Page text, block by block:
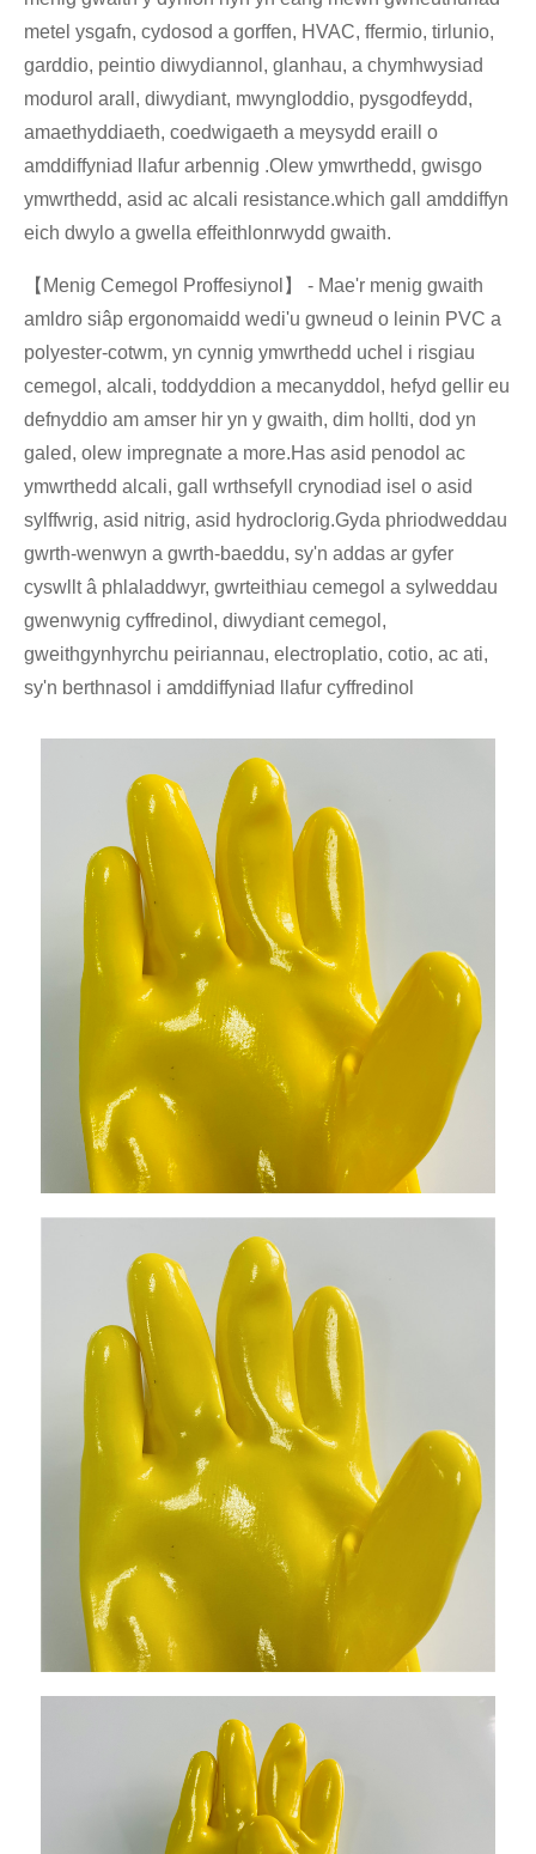
metel ysgafn, cydosod a gorffen, HVAC, ffermio, tirlunio,
garddio, peintio diwydiannol, glanhau, a chymhwysiad
modurol arall, diwydiant, mwyngloddio, pysgodfeydd,
amaethyddiaeth, coedwigaeth a meysydd eraill o
amddiffyniad llafur arbennig .Olew ymwrthedd, gwisgo
ymwrthedd, asid ac alcali resistance.which gall amddiffyn
eich dwylo a gwella effeithlonrwydd gwaith.
【Menig Cemegol Proffesiynol】 - Mae'r menig gwaith
amldro siâp ergonomaidd wedi'u gwneud o leinin PVC a
polyester-cotwm, yn cynnig ymwrthedd uchel i risgiau
cemegol, alcali, toddyddion a mecanyddol, hefyd gellir eu
defnyddio am amser hir yn y gwaith, dim hollti, dod yn
galed, olew impregnate a more.Has asid penodol ac
ymwrthedd alcali, gall wrthsefyll crynodiad isel o asid
sylffwrig, asid nitrig, asid hydroclorig.Gyda phriodweddau
gwrth-wenwyn a gwrth-baeddu, sy'n addas ar gyfer
cyswllt â phlaladdwyr, gwrteithiau cemegol a sylweddau
gwenwynig cyffredinol, diwydiant cemegol,
gweithgynhyrchu peiriannau, electroplatio, cotio, ac ati,
sy'n berthnasol i amddiffyniad llafur cyffredinol